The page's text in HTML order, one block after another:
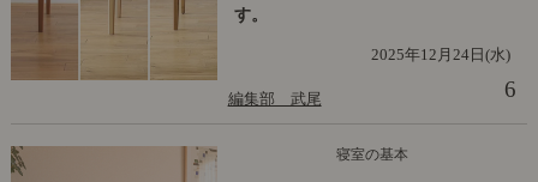
す。
2025年12月24日(水)
編集部 武尾 6
寝室の基本